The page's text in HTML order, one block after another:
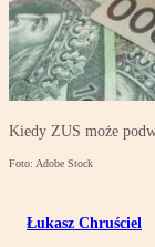
Kiedy ZUS może
Foto: Adobe Stock
Łukasz Chruściel